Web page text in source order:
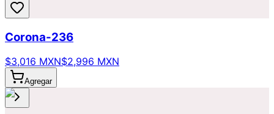
Corona-236
$3,016 MXN$2,996 MXN
Agregar